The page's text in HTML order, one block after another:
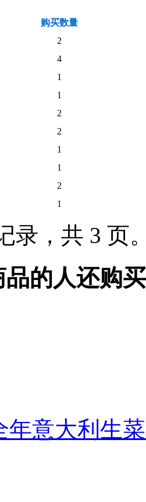
购买数量
2
4
1
1
2
2
1
1
2
1
录，共 3 页
的人还购
年意大利生